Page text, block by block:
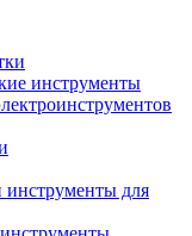
инструменты
для